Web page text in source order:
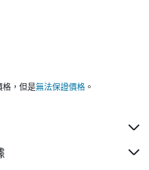
格，但是無法保證價格 。